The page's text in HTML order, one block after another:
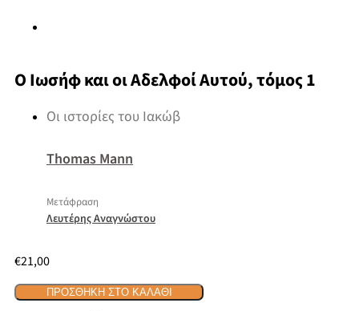
Ο Ιωσήφ και οι Αδελφοί Αυτού, τόμος 1
Οι ιστορίες του Ιακώβ
Thomas Mann
Μετάφραση
Λευτέρης Αναγνώστου
€21,00
ΠΡΟΣΘΉΚΗ ΣΤΟ ΚΑΛΆΘΙ